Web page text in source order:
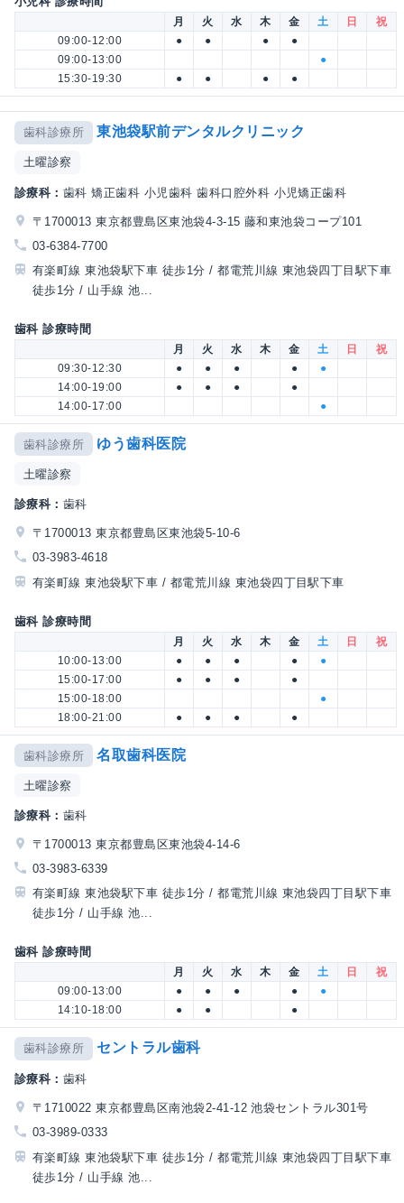
月 火 水 木 金 土 日
祝
09:00-12:00
● ● ●
●
09:00-13:00
●
15:30-19:30
● ● ● ●
歯科診療所 東池袋駅前デンタルクリニック
土曜診察
診療科： 歯科 矯正歯科 小児歯科 歯科口腔外科 小児矯正歯科
〒1700013 東京都豊島区東池袋4-3-15 藤和東池袋コープ101
03-6384-7700
有楽町線 東池袋駅下車 徒歩1分 / 都電荒川線 東池袋四丁目駅下車
徒歩1分 / 山手線 池...
歯科 診療時間
月 火 水 木 金 土 日
祝
09:30-12:30
● ● ● ●
●
14:00-19:00
● ● ●
●
14:00-17:00
●
歯科診療所 ゆう歯科医院
土曜診察
診療科： 歯科
〒1700013 東京都豊島区東池袋5-10-6
03-3983-4618
有楽町線 東池袋駅下車 / 都電荒川線 東池袋四丁目駅下車
歯科 診療時間
月 火 水 木 金 土 日
祝
10:00-13:00
● ● ● ●
●
15:00-17:00
● ● ●
●
15:00-18:00
●
18:00-21:00
● ● ● ●
歯科診療所 名取歯科医院
土曜診察
診療科： 歯科
〒1700013 東京都豊島区東池袋4-14-6
03-3983-6339
有楽町線 東池袋駅下車 徒歩1分 / 都電荒川線 東池袋四丁目駅下車
徒歩1分 / 山手線 池...
歯科 診療時間
月 火 水 木 金 土 日
祝
09:00-13:00
● ● ● ●
●
14:10-18:00
● ● ●
歯科診療所 セントラル歯科
診療科： 歯科
〒1710022 東京都豊島区南池袋2-41-12 池袋セントラル301号
03-3989-0333
有楽町線 東池袋駅下車 徒歩1分 / 都電荒川線 東池袋四丁目駅下車
徒歩1分 / 山手線 池...